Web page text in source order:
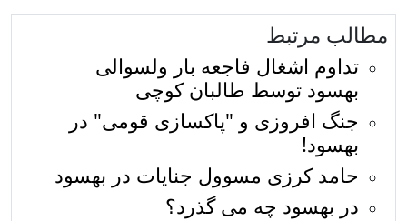
مطالب مرتبط
تداوم اشغال فاجعه بار ولسوالی
بهسود توسط طالبان کوچی
جنگ افروزی و "پاكسازی قومی" در
بهسود!
حامد کرزی مسوول جنایات در بهسود
در بهسود چه می گذرد؟